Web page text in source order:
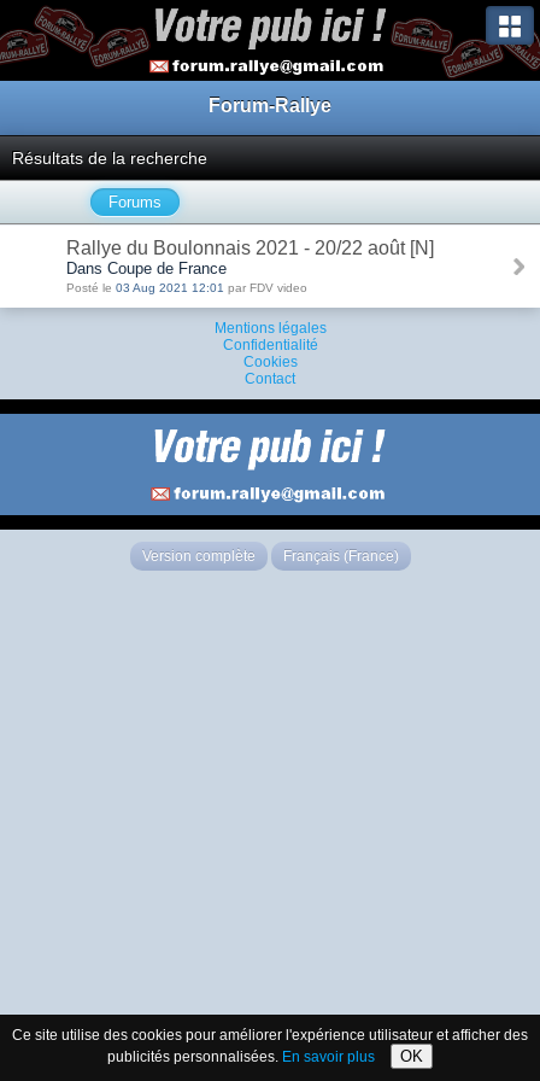
Forum-Rallye
Résultats de la recherche
Forums
Rallye du Boulonnais 2021 - 20/22 août [N]
Dans Coupe de France
Posté le 03 Aug 2021 12:01 par FDV video
Mentions légales
Confidentialité
Cookies
Contact
Version complète Français (France)
Ce site utilise des cookies pour améliorer l'expérience utilisateur et afficher des
publicités personnalisées. En savoir plus OK